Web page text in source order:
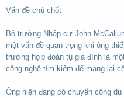
Vấn đề chủ chốt
Bộ trưởng Nhập cư John
một vấn đề quan trọng khi ông
trường hợp đoàn tụ gia đình là
công nghệ tìm kiếm để mang lại
Ông hiện đang có chuyến công